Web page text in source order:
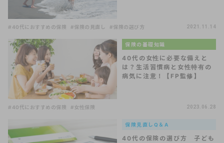
#40代におすすめの保険 #保険の見直し #保険の選び方 2021.11.14
保険の基礎知識
40代の女性に必要な備えと
は？生活習慣病と女性特有の
病気に注意！【FP監修】
#40代におすすめの保険 #女性保険 2023.06.28
保険見直しQ＆A
40代の保険の選び方 子ども